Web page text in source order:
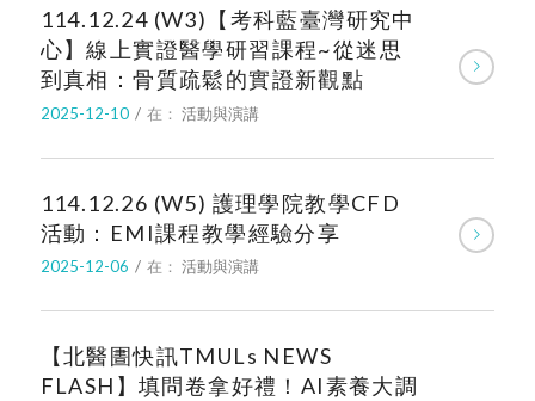
114.12.24 (W3)【考科藍臺灣研究中
心】線上實證醫學研習課程~從迷思
到真相：骨質疏鬆的實證新觀點
2025-12-10 / 在： 活動與演講
114.12.26 (W5) 護理學院教學CFD
活動：EMI課程教學經驗分享
2025-12-06 / 在： 活動與演講
【北醫圕快訊TMULs NEWS
FLASH】填問卷拿好禮！AI素養大調